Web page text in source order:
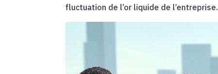
fluctuation de l’or liquide de l’entreprise.